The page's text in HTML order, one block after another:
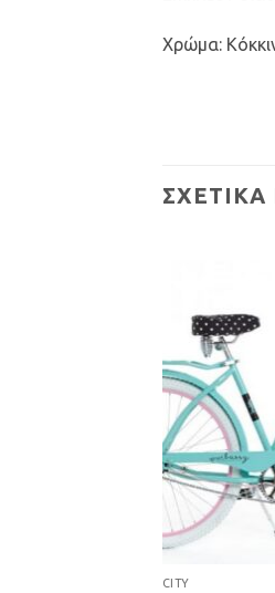
Χρώμα:
CITY